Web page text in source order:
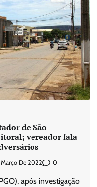
de São
vereador fala
Março De 2022 0
após investigação